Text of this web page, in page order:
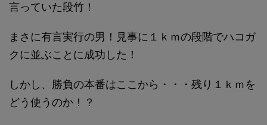
言っていた段竹！
まさに有言実行の男！見事に１ｋｍの段階でハコガ
クに並ぶことに成功した！
しかし、勝負の本番はここから・・・残り１ｋｍを
どう使うのか！？